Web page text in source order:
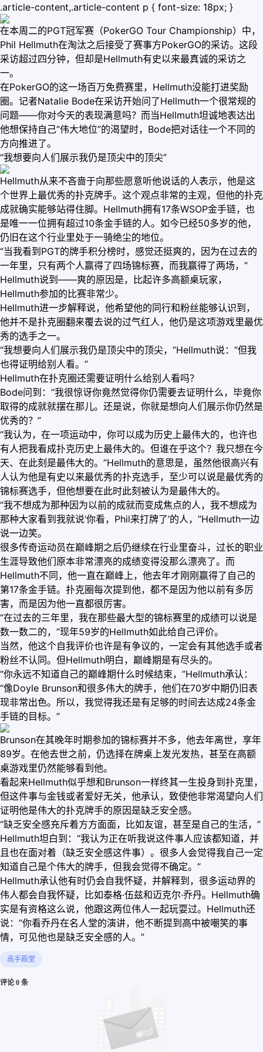
.article-content,.article-content p { font-size: 18px; }
在本周二的PGT冠军赛（PokerGO Tour Championship）中，
Phil Hellmuth在淘汰之后接受了赛事方PokerGO的采访。这段
采访超过四分钟，但却是Hellmuth有史以来最真诚的采访之
一。
在PokerGO的这一场百万免费赛里，Hellmuth没能打进奖励
圈。记者Natalie Bode在采访开始问了Hellmuth一个很常规的
问题——你对今天的表现满意吗？而当Hellmuth坦诚地表达出
他想保持自己“伟大地位”的渴望时，Bode把对话往一个不同的
方向推进了。
“我想要向人们展示我仍是顶尖中的顶尖”
Hellmuth从来不吝啬于向那些愿意听他说话的人表示，他是这
个世界上最优秀的扑克牌手。这个观点非常的主观，但他的扑克
成就确实能够站得住脚。Hellmuth拥有17条WSOP金手链，也
是唯一一位拥有超过10条金手链的人。如今已经50多岁的他，
仍旧在这个行业里处于一骑绝尘的地位。
“当我看到PGT的牌手积分榜时，感觉还挺爽的，因为在过去的
一年里，只有两个人赢得了四场锦标赛，而我赢得了两场，”
Hellmuth说到——爽的原因是，比起许多高额桌玩家，
Hellmuth参加的比赛非常少。
Hellmuth进一步解释说，他希望他的同行和粉丝能够认识到，
他并不是扑克圈翻来覆去说的过气红人，他仍是这项游戏里最优
秀的选手之一。
“我想要向人们展示我仍是顶尖中的顶尖，”Hellmuth说：“但我
也得证明给别人看。”
Hellmuth在扑克圈还需要证明什么给别人看吗？
Bode问到：“我很惊讶你竟然觉得你仍需要去证明什么，毕竟你
取得的成就就摆在那儿。还是说，你就是想向人们展示你仍然是
优秀的？”
“我认为，在一项运动中，你可以成为历史上最伟大的，也许也
有人把我看成扑克历史上最伟大的。但谁在乎这个？我只想在今
天、在此刻是最伟大的。”Hellmuth的意思是，虽然他很高兴有
人认为他是有史以来最优秀的扑克选手，至少可以说是最优秀的
锦标赛选手，但他想要在此时此刻被认为是最伟大的。
“我不想成为那种因为以前的成就而变成焦点的人，我不想成为
那种大家看到我就说‘你看，Phil来打牌了’的人，”Hellmuth一边
说一边笑。
很多传奇运动员在巅峰期之后仍继续在行业里奋斗，过长的职业
生涯导致他们原本非常漂亮的成绩变得没那么漂亮了。而
Hellmuth不同，他一直在巅峰上，他去年才刚刚赢得了自己的
第17条金手链。扑克圈每次提到他，都不是因为他以前有多厉
害，而是因为他一直都很厉害。
“在过去的三年里，我在那些最大型的锦标赛里的成绩可以说是
数一数二的，”现年59岁的Hellmuth如此给自己评价。
当然，他这个自我评价也许是有争议的，一定会有其他选手或者
粉丝不认同。但Hellmuth明白，巅峰期是有尽头的。
“你永远不知道自己的巅峰期什么时候结束，”Hellmuth承认：
“像Doyle Brunson和很多伟大的牌手，他们在70岁中期仍旧表
现非常出色。所以，我觉得我还是有足够的时间去达成24条金
手链的目标。”
Brunson在其晚年时期参加的锦标赛并不多，他去年离世，享年
89岁。在他去世之前，仍选择在牌桌上发光发热，甚至在高额
桌游戏里仍然能够看到他。
看起来Hellmuth似乎想和Brunson一样终其一生投身到扑克里，
但这件事与金钱或者爱好无关，他承认，致使他非常渴望向人们
证明他是伟大的扑克牌手的原因是缺乏安全感。
“缺乏安全感充斥着方方面面，比如友谊，甚至是自己的生活，”
Hellmuth坦白到：“我认为正在听我说这件事人应该都知道，并
且也在面对着（缺乏安全感这件事）。很多人会觉得我自己一定
知道自己是个伟大的牌手，但我会觉得不确定。”
Hellmuth承认他有时仍会自我怀疑，并解释到，很多运动界的
伟人都会自我怀疑，比如泰格·伍兹和迈克尔·乔丹。Hellmuth确
实是有资格这么说，他跟这两位伟人一起玩耍过。Hellmuth还
说：“你看乔丹在名人堂的演讲，他不断提到高中被嘲笑的事
情，可见他也是缺乏安全感的人。”
高手殿堂
评论 0 条